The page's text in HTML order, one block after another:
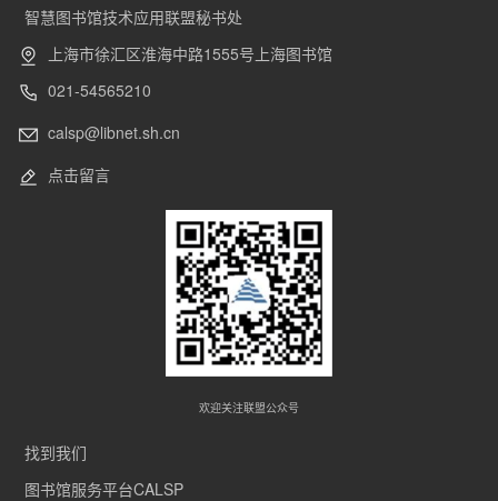
智慧图书馆技术应用联盟秘书处
上海市徐汇区淮海中路1555号上海图书馆
021-54565210
calsp@libnet.sh.cn
点击留言
欢迎关注联盟公众号
找到我们
图书馆服务平台CALSP